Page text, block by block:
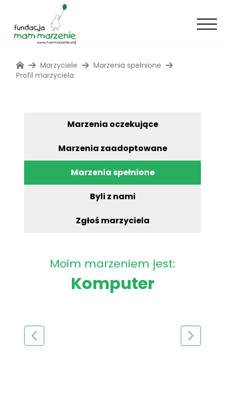
Marzyciele
Marzenia spełnione
Profil marzyciela
Marzenia oczekujące
Marzenia zaadoptowane
Marzenia spełnione
Byli z nami
Zgłoś marzyciela
Moim marzeniem jest:
Komputer